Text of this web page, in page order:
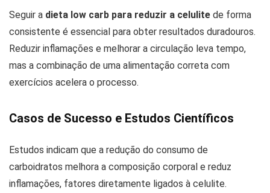
Seguir a dieta low carb para reduzir a celulite de forma
consistente é essencial para obter resultados duradouros.
Reduzir inflamações e melhorar a circulação leva tempo,
mas a combinação de uma alimentação correta com
exercícios acelera o processo.
Casos de Sucesso e Estudos Científicos
Estudos indicam que a redução do consumo de
carboidratos melhora a composição corporal e reduz
inflamações, fatores diretamente ligados à celulite.